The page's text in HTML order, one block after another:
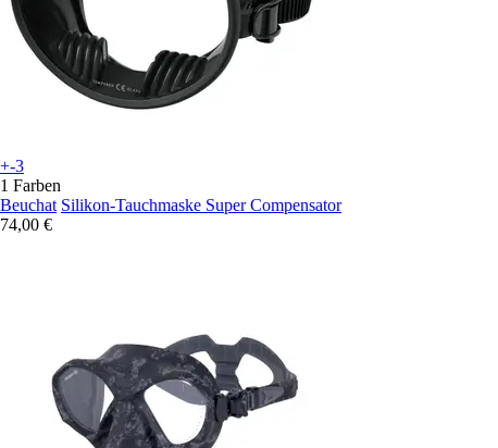
+-3
1 Farben
Beuchat Silikon-Tauchmaske Super Compensator
74,00 €